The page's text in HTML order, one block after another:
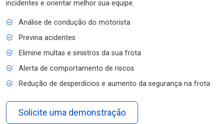
incidentes e orientar melhor sua equipe.
Análise de condução do motorista
Previna acidentes
Elimine multas e sinistros da sua frota
Alerta de comportamento de riscos
Redução de desperdícios e aumento da segurança na frota
Solicite uma demonstração